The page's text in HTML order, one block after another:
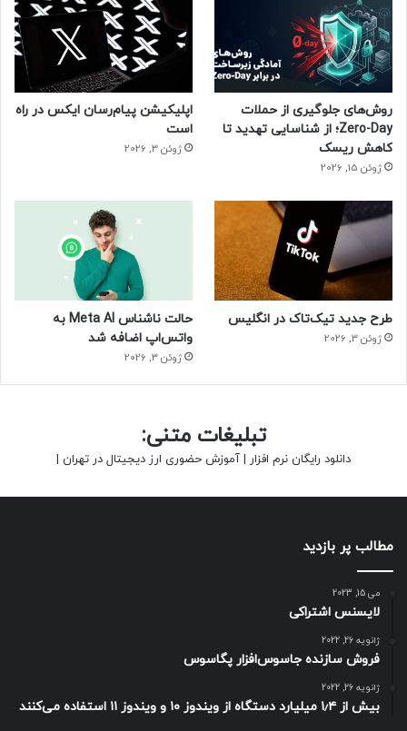
روش‌های جلوگیری از حملات
Zero-Day؛ از شناسایی تهدید تا
کاهش ریسک
ژوئن 15, 2026
اپلیکیشن پیام‌رسان ایکس در راه
است
ژوئن 3, 2026
طرح جدید تیک‌تاک در انگلیس
ژوئن 3, 2026
حالت ناشناس Meta AI به
واتس‌اپ اضافه شد
ژوئن 3, 2026
تبلیغات متنی:
دانلود رایگان نرم افزار | آموزش حضوری ارز دیجیتال در تهران |
مطالب پر بازدید
می 15, 2023
لایسنس اشتراکی
ژانویه 26, 2022
فروش سازنده جاسوس‌افزار پگاسوس
ژانویه 26, 2022
بیش از ۱٫۴ میلیارد دستگاه از ویندوز ۱۰ و ویندوز ۱۱ استفاده می‌کنند